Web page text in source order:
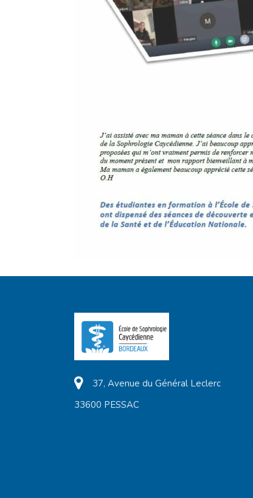
37, Avenue du Général Leclerc
33600 PESSAC